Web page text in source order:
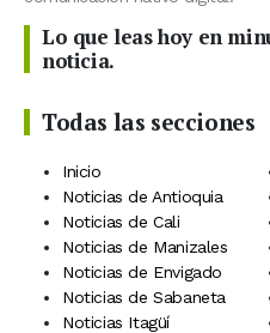
Lo que leas hoy en
noticia.
Todas las secciones
Inicio
Noticias de Antioquia
Noticias de Cali
Noticias de Manizales
Noticias de Envigado
Noticias de Sabaneta
Noticias Itagüí